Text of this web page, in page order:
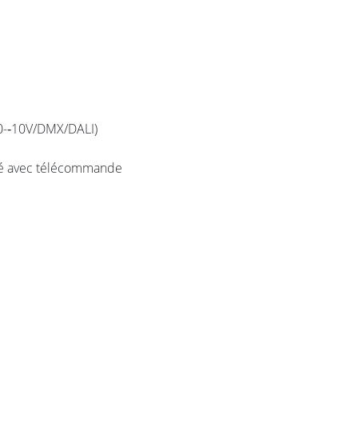
DMX/DALI)
avec télécommande